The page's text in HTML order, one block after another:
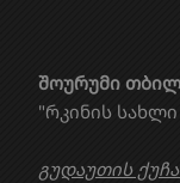
შოურუმი
"რკინის სახლი
გუდაუთის